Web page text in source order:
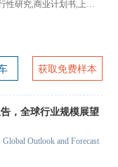
性研究,商业计划书,上市
获取免费样本
，全球行业规模展望
Outlook and Forecast